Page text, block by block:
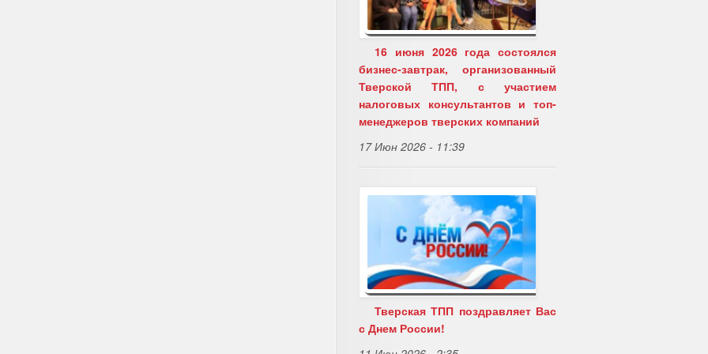
16 июня 2026 года состоялся
бизнес-завтрак, организованный
Тверской ТПП, с участием
налоговых консультантов и топ-
менеджеров тверских компаний
17 Июн 2026 - 11:39
Тверская ТПП поздравляет Вас
с Днем России!